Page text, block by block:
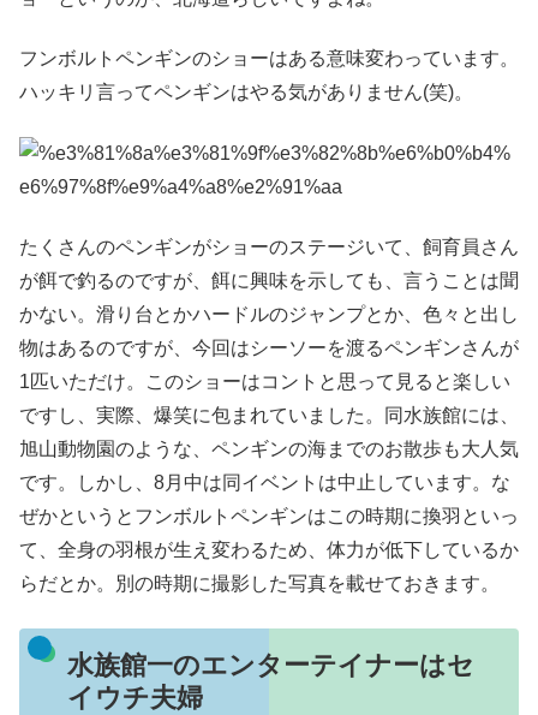
フンボルトペンギンのショーはある意味変わっています。
ハッキリ言ってペンギンはやる気がありません(笑)。
たくさんのペンギンがショーのステージいて、飼育員さん
が餌で釣るのですが、餌に興味を示しても、言うことは聞
かない。滑り台とかハードルのジャンプとか、色々と出し
物はあるのですが、今回はシーソーを渡るペンギンさんが
1匹いただけ。このショーはコントと思って見ると楽しい
ですし、実際、爆笑に包まれていました。同水族館には、
旭山動物園のような、ペンギンの海までのお散歩も大人気
です。しかし、8月中は同イベントは中止しています。な
ぜかというとフンボルトペンギンはこの時期に換羽といっ
て、全身の羽根が生え変わるため、体力が低下しているか
らだとか。別の時期に撮影した写真を載せておきます。
水族館一のエンターテイナーはセ
イウチ夫婦